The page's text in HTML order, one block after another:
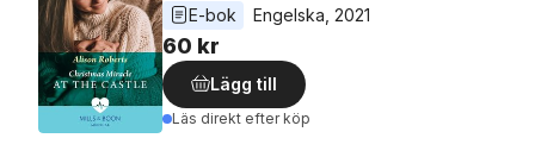
E-bok
Engelska 2021
60 kr
Lägg till
Läs direkt efter köp